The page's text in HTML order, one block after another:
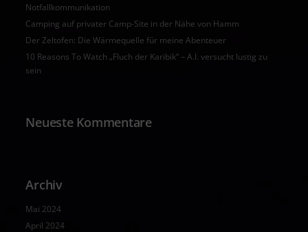
Notfallkommunikation
Camping auf privater Camp-Site in der Nähe von Hamm
Der Zeltofen: Die Wärmequelle für meine Abenteuer
10 Reasons To Watch „Fluch der Karibik“ – A.I. versucht lustig zu
sein
Neueste Kommentare
Archiv
Mai 2024
April 2024